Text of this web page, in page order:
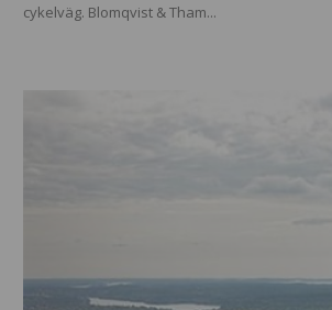
cykelväg. Blomqvist & Tham...